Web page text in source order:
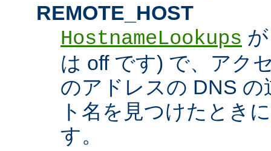
REMOTE_HOST
HostnameLookups
は off です) で、アク
のアドレスの DNS
ト名を見つけたとき
す。